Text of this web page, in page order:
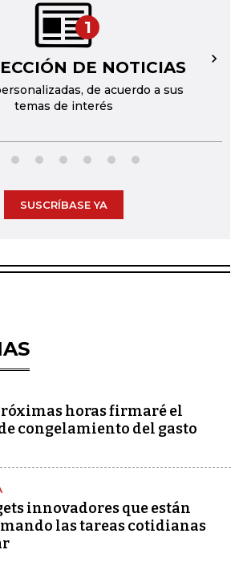
1
DE NOTICIAS
de acuerdo a sus
temas de interés
→
SUSCRÍBASE YA
horas firmaré el
congelamiento del gasto
innovadores que están
las tareas cotidianas